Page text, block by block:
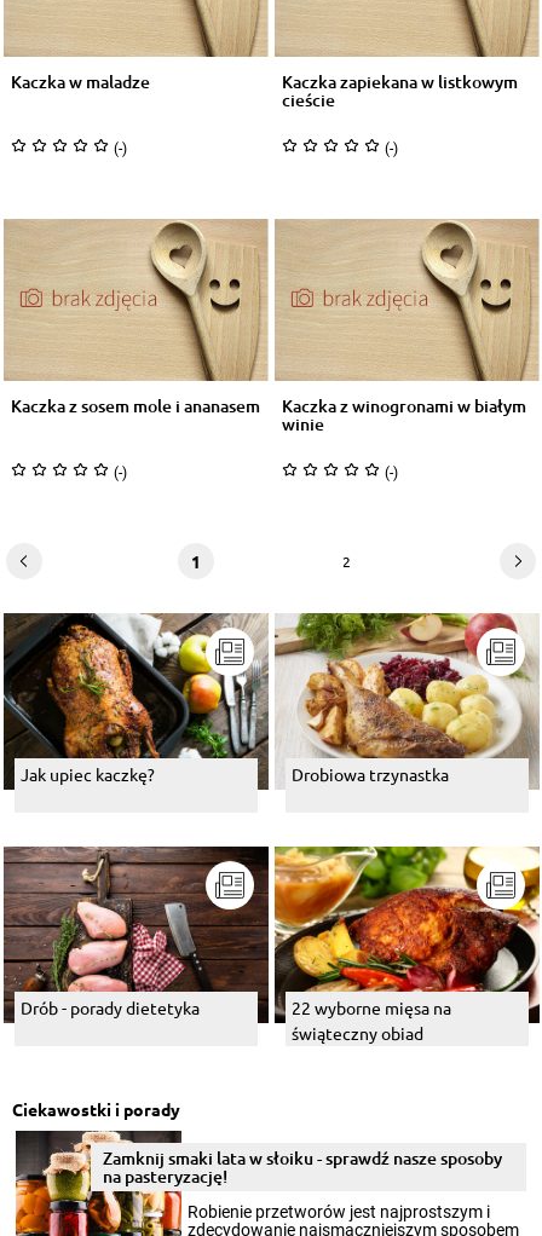
Kaczka w maladze
(-)
Kaczka zapiekana w listkowym
cieście
(-)
Kaczka z sosem mole i ananasem
(-)
Kaczka z winogronami w białym
winie
(-)
1 2
Jak upiec kaczkę? Drobiowa trzynastka
Drób - porady dietetyka
22 wyborne mięsa na
świąteczny obiad
Ciekawostki i porady
Zamknij smaki lata w słoiku - sprawdź nasze sposoby
na pasteryzację!
Robienie przetworów jest najprostszym i
zdecydowanie najsmaczniejszym sposobem